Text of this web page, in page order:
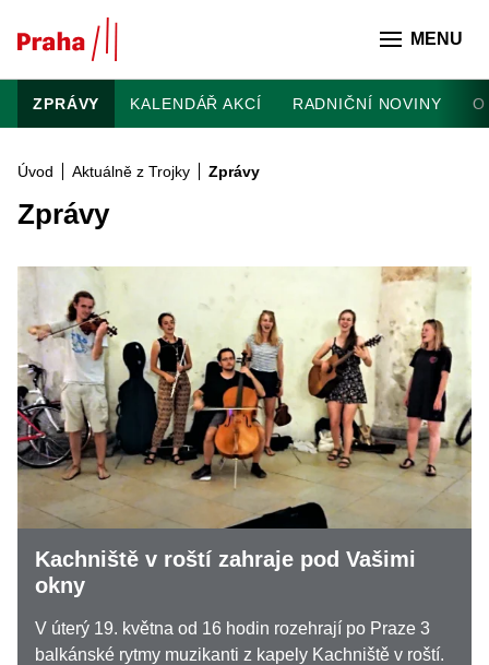
MENU
ZPRÁVY KALENDÁŘ AKCÍ RADNIČNÍ NOVINY O
Úvod Aktuálně z Trojky Zprávy
Zprávy
Kachniště v roští zahraje pod Vašimi
okny
V úterý 19. května od 16 hodin rozehrají po Praze 3
balkánské rytmy muzikanti z kapely Kachniště v roští.